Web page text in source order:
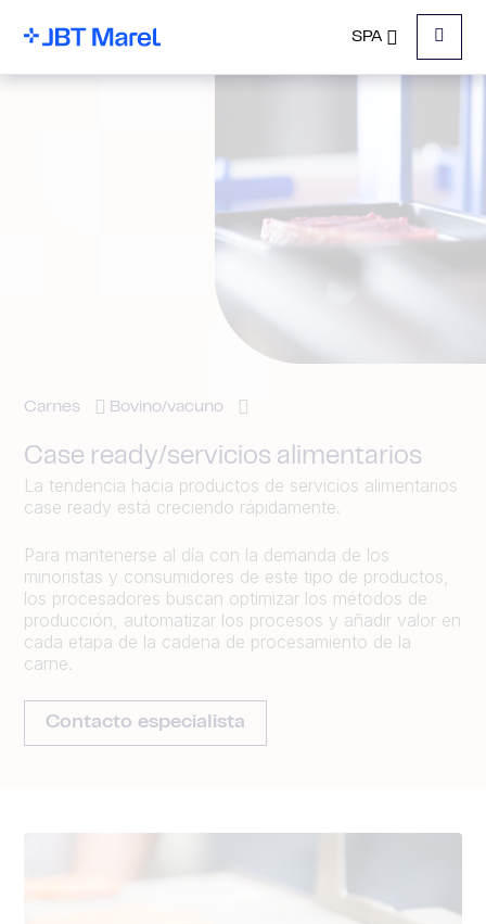
SPA
Menu
Carnes Bovino/vacuno
Case ready/servicios alimentarios
La tendencia hacia productos de servicios alimentarios
case ready está creciendo rápidamente.
Para mantenerse al día con la demanda de los
minoristas y consumidores de este tipo de productos,
los procesadores buscan optimizar los métodos de
producción, automatizar los procesos y añadir valor en
cada etapa de la cadena de procesamiento de la
carne.
Contacto especialista